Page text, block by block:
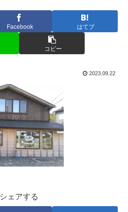
Facebook はてブ
コピー
2023.09.22
シェアする